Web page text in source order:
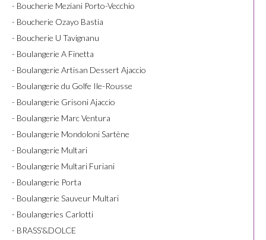
- Boucherie Meziani Porto-Vecchio
- Boucherie Ozayo Bastia
- Boucherie U Tavignanu
- Boulangerie A Finetta
- Boulangerie Artisan Dessert Ajaccio
- Boulangerie du Golfe Ile-Rousse
- Boulangerie Grisoni Ajaccio
- Boulangerie Marc Ventura
- Boulangerie Mondoloni Sartène
- Boulangerie Multari
- Boulangerie Multari Furiani
- Boulangerie Porta
- Boulangerie Sauveur Multari
- Boulangeries Carlotti
- BRASS'&DOLCE